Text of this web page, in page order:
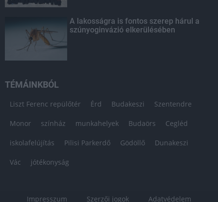
A lakosságra is fontos szerep hárul a
szúnyoginvázió elkerülésében
TÉMÁINKBÓL
Liszt Ferenc repülőtér Érd Budakeszi Szentendre
Monor színház munkahelyek Budaörs Cegléd
iskolafelújítás Pilisi Parkerdő Gödöllő Dunakeszi
Vác jótékonyság
Impresszum Szerzői jogok Adatvédelem